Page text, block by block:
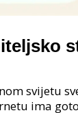
svijetu
ima